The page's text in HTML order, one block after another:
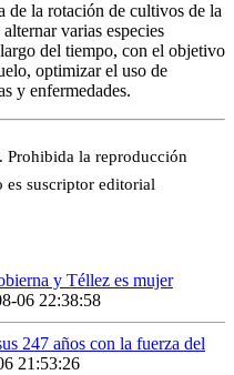
la rotación de cultivos de la
varias especies
del tiempo, con el objetivo
optimizar el uso de
y enfermedades.
Prohibida la reproducción
es suscriptor editorial
y Téllez es mujer
06 22:38:58
247 años con la fuerza del
21:53:26